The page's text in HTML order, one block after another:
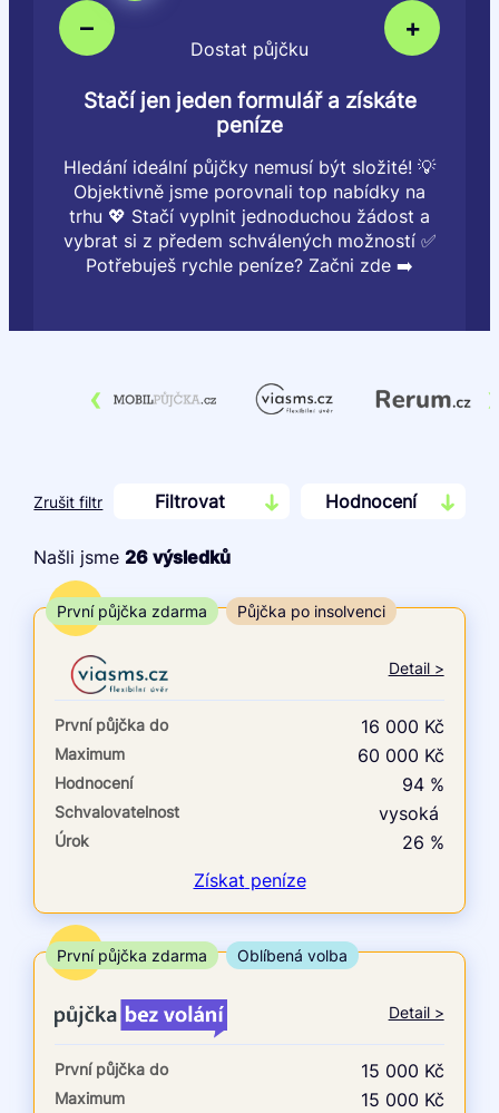
– +
Dostat půjčku
Stačí jen jeden formulář a získáte
peníze
Hledání ideální půjčky nemusí být složité! 💡
Objektivně jsme porovnali top nabídky na
trhu 💖 Stačí vyplnit jednoduchou žádost a
vybrat si z předem schválených možností ✅
Potřebuješ rychle peníze? Začni zde ➡️
‹ ›
Zrušit filtr Filtrovat Hodnocení
Cena
Od
První půjčka zdarma
–
ano
ne
ano
ne
V exekuci
ano
ne
Našli jsme26 výsledků
TOP
První půjčka zdarma Půjčka po insolvenci
Detail >
První půjčka do 16 000 Kč
Maximum 60 000 Kč
Hodnocení 94 %
Schvalovatelnost vysoká
Úrok
26 %
Získat peníze
TOP
První půjčka zdarma Oblíbená volba
Detail >
První půjčka do 15 000 Kč
Maximum 15 000 Kč